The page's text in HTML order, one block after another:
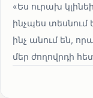
«Ես ուրախ
ինչպես տեսնում
ինչ անում են,
մեր ժողովրդի